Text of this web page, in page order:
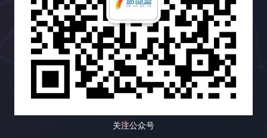
区。 避免这些误区可以帮助你少走弯路，提高效率，
并最终取得成功。 七、 总结：数据驱动，持续优
化！ 链接建设不是一蹴而就的项目，而是一个长期而
复杂的过程，需要不断地学习、实践和优化。 数据驱
动是链接建设成功的关键。 通过追踪和分析数据，你
可以了解哪些策略有效，哪些策略无效，并不断调整
策略，最终实现网站流量的持续增长，并最终实现你
的商业目标。 记住，链接建设是一个马拉松，而不是
短跑，需要坚持不懈的努力和持续的优化。 只有不断
可以帮助你跟踪你的搜索引擎优化进度，并提供可操
作的改进建议，让你在搜索引擎优化的道路上少走弯
路，快速提升网站排名。它可以帮助你识别你的网站
存在的问题，并提供解决方案，让你可以更好地优化
你的网站，并获得更好的搜索引擎排名和更多的流
量。 1. 反向链接分析：洞察竞争对手，发现链接机会
Semrush 的反向链接分析功能可以帮助你分析竞争对
手的反向链接情况，包括链接数量、链接质量、链接
来源等等。通过分析竞争对手的链接策略，你可以找
得丰厚的回报。想想看，如果你的网站能够在竞争相
对较小的市场中获得领先地位，那将带来多么巨大的
商机！你将有机会接触到更广泛的用户群体，并获得
更高的市场份额。 二、小语种搜索引擎优化工具箱：
武装你的网站，征服全球 想要在小语种搜索引擎优化
的战场上取得胜利，你需要一套强大的工具来武装你
的网站。以下是一些经过实战检验的利器，它们涵盖
了关键词研究、网站分析、竞争对手分析、翻译和内
容优化等多个方面。它们能够帮助你提升网站排名，
性化需求，提供更具针对性、更 engaging、更富有
吸引力的内容体验，从而提升用户粘性，将偶然的访
客转化为忠实的粉丝，最终实现网站流量的持续增
长、品牌影响力的提升以及商业目标的全面达成。
二、内容多样化策略的武器库：如何让你的网站“百花
齐放”？ 内容多样化策略的核心在于，根据目标用户
的精准画像和网站的整体战略定位，选择最合适的内
容形式，并将这些不同的内容形式有机地结合在一
起，构建一个完整、和谐、充满活力的内容生态系
关注公众号